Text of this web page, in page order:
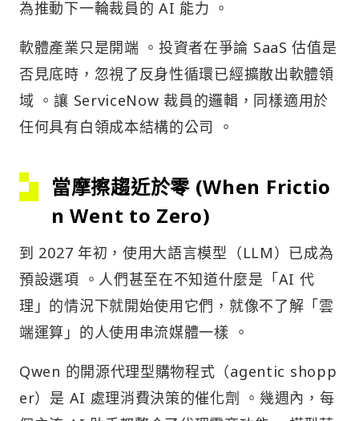
為推動下一輪裁員的 AI 能力 。
軟體產業只是開端 。投資者在爭論 SaaS 估值是
否見底時，忽視了反身性循環已經擴散出軟體領
域 。讓 ServiceNow 裁員的邏輯，同樣適用於
任何具有白領成本結構的公司 。
當摩擦趨近於零 (When Frictio
n Went to Zero)
到 2027 年初，使用大語言模型（LLM）已成為
預設選項 。人們甚至在不知道什麼是「AI 代
理」的情況下就開始使用它們，就像不了解「雲
端運算」的人使用串流媒體一樣 。
Qwen 的開源代理型購物程式（agentic shopp
er）是 AI 處理消費決策的催化劑 。幾週內，每